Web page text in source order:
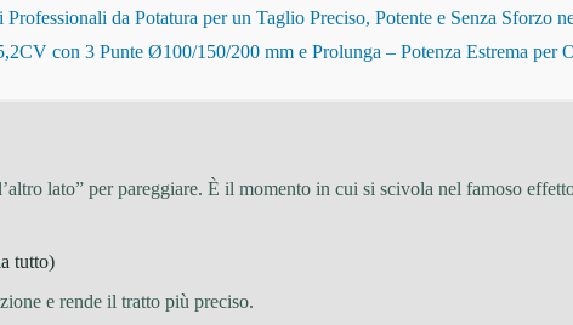
da Potatura per un Taglio Preciso, Potente e Senza Sforzo
con 3 Punte Ø100/150/200 mm e Prolunga – Potenza Estrema per
lato” per pareggiare. È il momento in cui si scivola nel famoso
tutto)
e rende il tratto più preciso.